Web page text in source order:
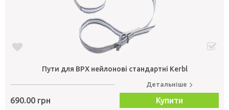
Пути для ВРХ нейлонові стандартні Kerbl
690.00 грн
Детальніше
Купити